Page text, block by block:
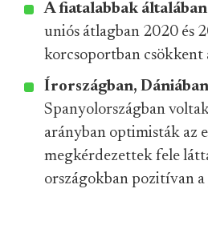
A fiatalabbak általában
uniós átlagban 2020 és
korcsoportban csökkent
Írországban, Dániában
Spanyolországban
arányban optimisták az
megkérdezettek fele
országokban pozitívan a